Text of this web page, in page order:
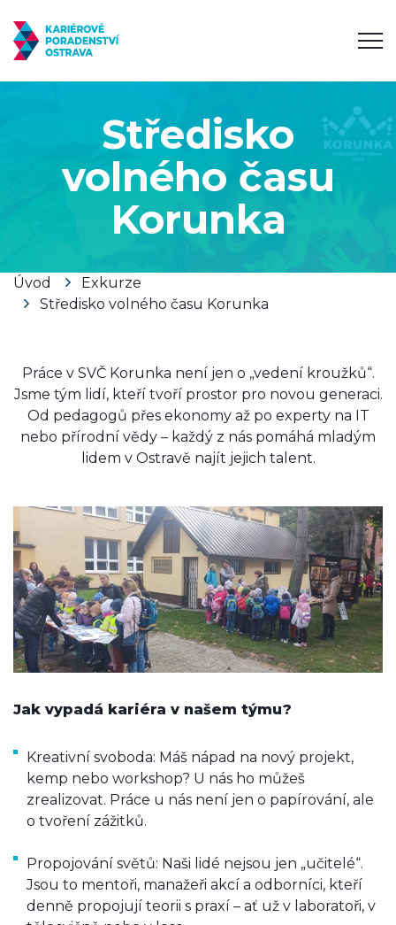
Středisko
volného času
Korunka
Úvod
Exkurze
Středisko volného času Korunka
Práce v SVČ Korunka není jen o „vedení kroužků“.
Jsme tým lidí, kteří tvoří prostor pro novou generaci.
Od pedagogů přes ekonomy až po experty na IT
nebo přírodní vědy – každý z nás pomáhá mladým
lidem v Ostravě najít jejich talent.
Jak vypadá kariéra v našem týmu?
Kreativní svoboda: Máš nápad na nový projekt,
kemp nebo workshop? U nás ho můžeš
zrealizovat. Práce u nás není jen o papírování, ale
o tvoření zážitků.
Propojování světů: Naši lidé nejsou jen „učitelé“.
Jsou to mentoři, manažeři akcí a odborníci, kteří
denně propojují teorii s praxí – ať už v laboratoři, v